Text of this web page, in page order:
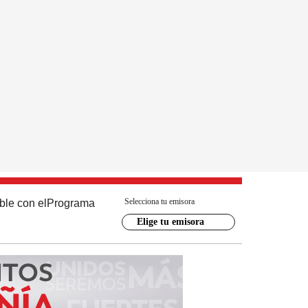
con el Programa Selecciona tu emisora
Elige tu emisora